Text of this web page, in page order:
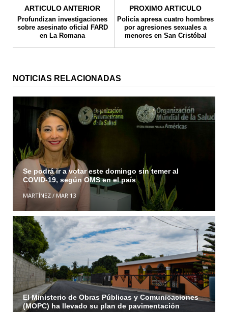
ARTICULO ANTERIOR
Profundizan investigaciones
sobre asesinato oficial FARD
en La Romana
PROXIMO ARTICULO
Policía apresa cuatro hombres
por agresiones sexuales a
menores en San Cristóbal
NOTICIAS RELACIONADAS
Se podrá ir a votar este domingo sin temer al
COVID-19, según OMS en el país
MARTÍNEZ/ MAR 13
El Ministerio de Obras Públicas y Comunicaciones
(MOPC) ha llevado su plan de pavimentación